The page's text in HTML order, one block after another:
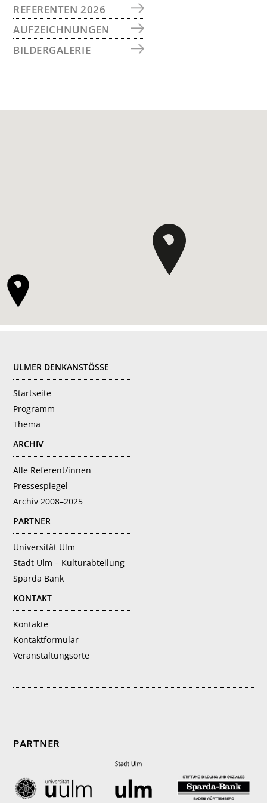
REFERENTEN 2026
AUFZEICHNUNGEN
BILDERGALERIE
ULMER DENKANSTÖSSE
Startseite
Programm
Thema
ARCHIV
Alle Referent/innen
Pressespiegel
Archiv 2008–2025
PARTNER
Universität Ulm
Stadt Ulm – Kulturabteilung
Sparda Bank
KONTAKT
Kontakte
Kontaktformular
Veranstaltungsorte
PARTNER